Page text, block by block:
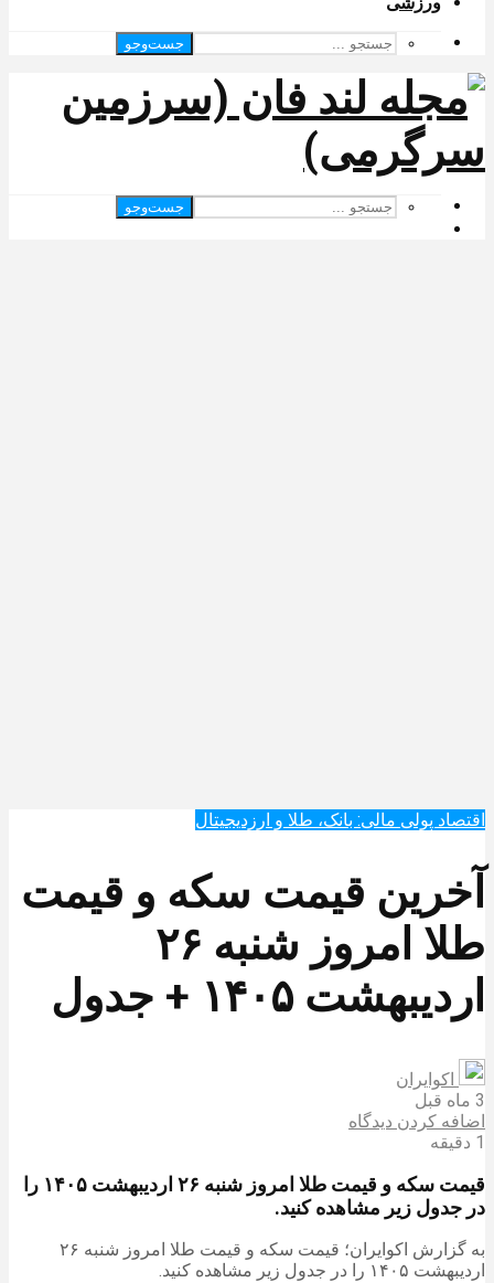
جست‌وجو
جست‌وجو
اقتصاد پولی مالی: بانک، طلا و ارزدیجیتال‌
آخرین قیمت سکه و قیمت
طلا امروز شنبه ۲۶
اردیبهشت ۱۴۰۵ + جدول
اکوایران
3 ماه قبل
اضافه کردن دیدگاه
1 دقیقه
قیمت سکه و قیمت طلا امروز شنبه ۲۶ اردیبهشت ۱۴۰۵ را
در جدول زیر مشاهده کنید.
به گزارش اکوایران؛ قیمت سکه و قیمت طلا امروز شنبه ۲۶
اردیبهشت ۱۴۰۵ را در جدول زیر مشاهده کنید.